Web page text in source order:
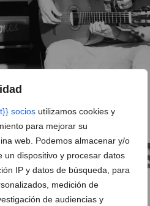
socios utilizamos cookies y
para mejorar su
web. Podemos almacenar y/o
un dispositivo y procesar datos
IP y datos de búsqueda, para
medición de
de audiencias y